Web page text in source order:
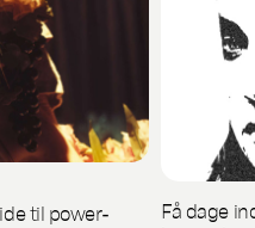
til power-
Få dage